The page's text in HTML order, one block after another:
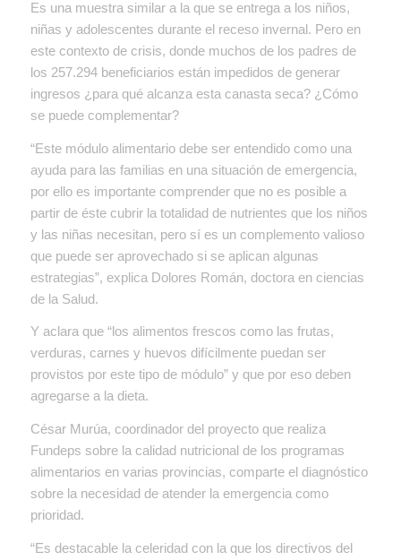
Es una muestra similar a la que se entrega a los niños,
niñas y adolescentes durante el receso invernal. Pero en
este contexto de crisis, donde muchos de los padres de
los 257.294 beneficiarios están impedidos de generar
ingresos ¿para qué alcanza esta canasta seca? ¿Cómo
se puede complementar?
“Este módulo alimentario debe ser entendido como una
ayuda para las familias en una situación de emergencia,
por ello es importante comprender que no es posible a
partir de éste cubrir la totalidad de nutrientes que los niños
y las niñas necesitan, pero sí es un complemento valioso
que puede ser aprovechado si se aplican algunas
estrategias”, explica Dolores Román, doctora en ciencias
de la Salud.
Y aclara que “los alimentos frescos como las frutas,
verduras, carnes y huevos difícilmente puedan ser
provistos por este tipo de módulo” y que por eso deben
agregarse a la dieta.
César Murúa, coordinador del proyecto que realiza
Fundeps sobre la calidad nutricional de los programas
alimentarios en varias provincias, comparte el diagnóstico
sobre la necesidad de atender la emergencia como
prioridad.
“Es destacable la celeridad con la que los directivos del